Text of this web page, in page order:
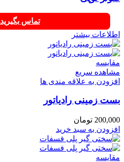
تماس بگیرید
اطلاعات بیشتر
مقایسه
مشاهده سریع
افزودن به علاقه مندی ها
بست زمینی رادیاتور
200,000 تومان
افزودن به سبد خرید
مقایسه